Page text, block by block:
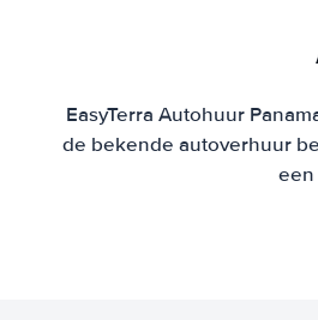
EasyTerra Autohuur
de bekende autoverhuur
een